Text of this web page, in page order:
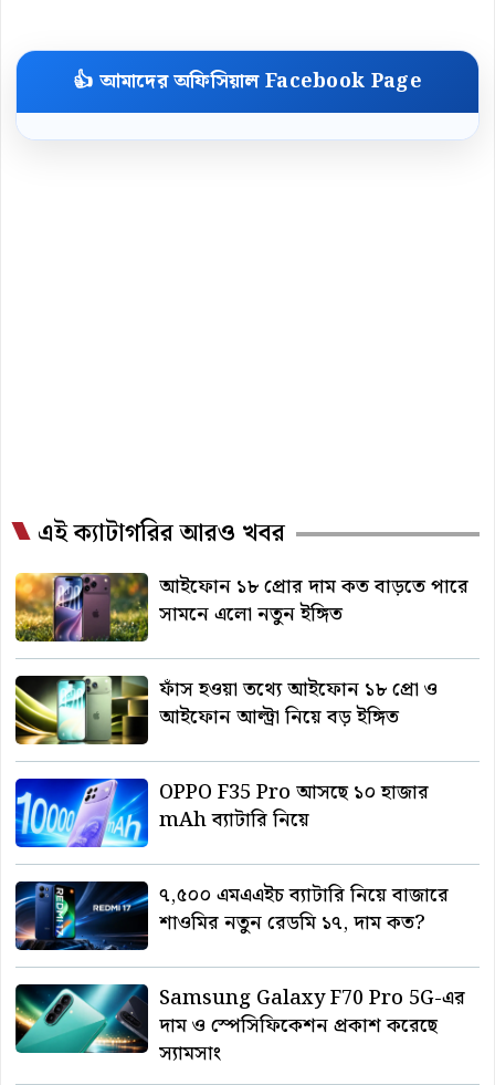
👍 আমাদের অফিসিয়াল Facebook Page
এই ক্যাটাগরির আরও খবর
আইফোন ১৮ প্রোর দাম কত বাড়তে পারে
সামনে এলো নতুন ইঙ্গিত
ফাঁস হওয়া তথ্যে আইফোন ১৮ প্রো ও
আইফোন আল্ট্রা নিয়ে বড় ইঙ্গিত
OPPO F35 Pro আসছে ১০ হাজার
mAh ব্যাটারি নিয়ে
৭,৫০০ এমএএইচ ব্যাটারি নিয়ে বাজারে
শাওমির নতুন রেডমি ১৭, দাম কত?
Samsung Galaxy F70 Pro 5G-এর
দাম ও স্পেসিফিকেশন প্রকাশ করেছে
স্যামসাং